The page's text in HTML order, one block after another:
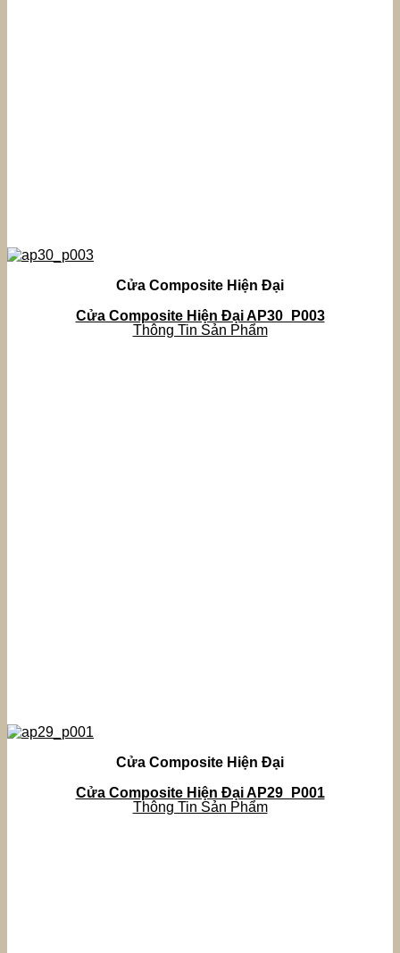
Cửa Composite Hiện Đại
Cửa Composite Hiện Đại AP30_P003
Thông Tin Sản Phẩm
Cửa Composite Hiện Đại
Cửa Composite Hiện Đại AP29_P001
Thông Tin Sản Phẩm